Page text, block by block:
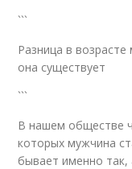
```
Разница в
она существует
```
В нашем обществе
которых мужчина
бывает именно